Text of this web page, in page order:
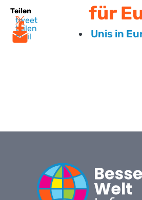
Teilen
tweet
teilen
mail
für
Unis in